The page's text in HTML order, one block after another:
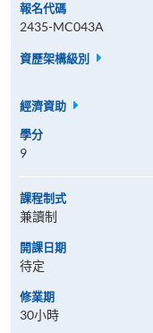
報名代碼
2435-MC043A
資歷架構級別
經濟資助
學分
9
課程制式
兼讀制
開課日期
待定
修業期
30小時